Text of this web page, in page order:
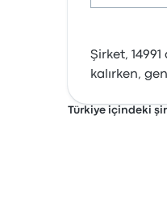
Şirket,
kalırken,
Türkiye içindeki